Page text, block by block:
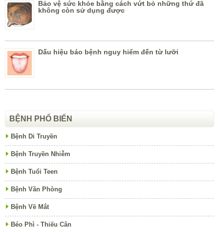
Bảo vệ sức khỏe bằng cách vứt bỏ những thứ đã
không còn sử dụng được
Dấu hiệu báo bệnh nguy hiểm đến từ lưỡi
BỆNH PHỔ BIẾN
Bệnh Di Truyền
Bệnh Truyền Nhiễm
Bệnh Tuổi Teen
Bệnh Văn Phòng
Bệnh Về Mắt
Béo Phì - Thiếu Cân